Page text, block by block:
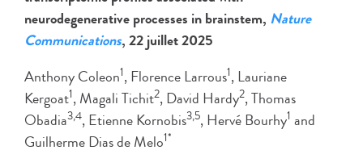
neurodegenerative processes in brainstem, Nature
Communications, 22 juillet 2025
Anthony Coleon1, Florence Larrous1, Lauriane
Kergoat1, Magali Tichit2, David Hardy2, Thomas
Obadia3,4, Etienne Kornobis3,5, Hervé Bourhy1 and
Guilherme Dias de Melo1*